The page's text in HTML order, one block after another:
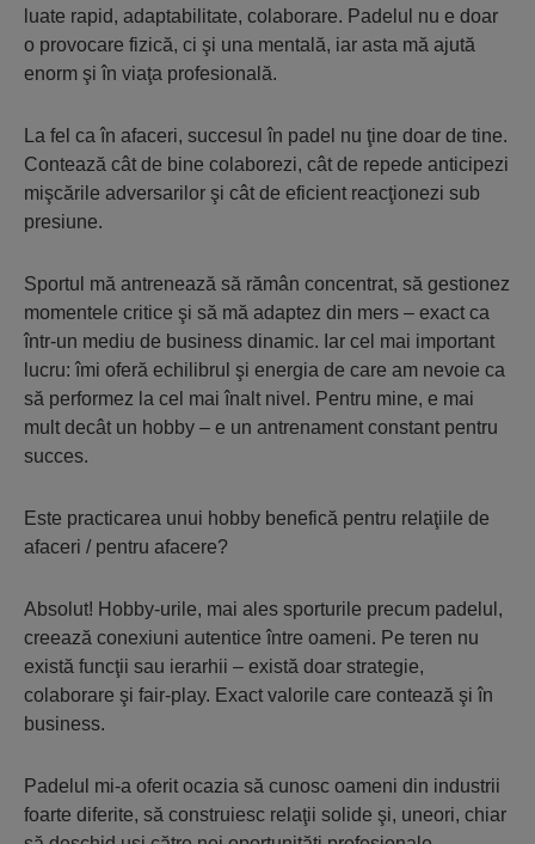
luate rapid, adaptabilitate, colaborare. Padelul nu e doar
o provocare fizică, ci şi una mentală, iar asta mă ajută
enorm şi în viaţa profesională.
La fel ca în afaceri, succesul în padel nu ţine doar de tine.
Contează cât de bine colaborezi, cât de repede anticipezi
mişcările adversarilor şi cât de eficient reacţionezi sub
presiune.
Sportul mă antrenează să rămân concentrat, să gestionez
momentele critice şi să mă adaptez din mers – exact ca
într-un mediu de business dinamic. Iar cel mai important
lucru: îmi oferă echilibrul şi energia de care am nevoie ca
să performez la cel mai înalt nivel. Pentru mine, e mai
mult decât un hobby – e un antrenament constant pentru
succes.
Este practicarea unui hobby benefică pentru relaţiile de
afaceri / pentru afacere?
Absolut! Hobby-urile, mai ales sporturile precum padelul,
creează conexiuni autentice între oameni. Pe teren nu
există funcţii sau ierarhii – există doar strategie,
colaborare şi fair-play. Exact valorile care contează şi în
business.
Padelul mi-a oferit ocazia să cunosc oameni din industrii
foarte diferite, să construiesc relaţii solide şi, uneori, chiar